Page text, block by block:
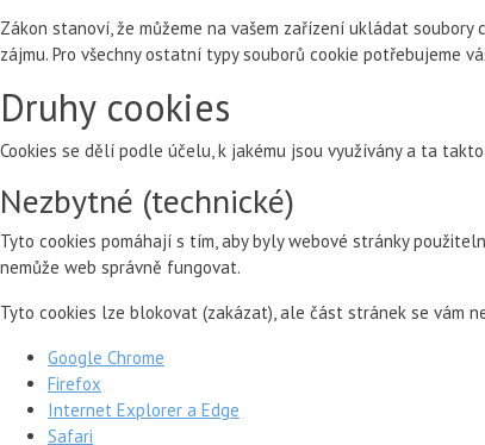
Zákon stanoví, že můžeme na vašem zařízení ukládat
zájmu. Pro všechny ostatní typy souborů cookie potřebujeme
Druhy cookies
Cookies se dělí podle účelu, k jakému jsou využívány a ta
Nezbytné (technické)
Tyto cookies pomáhají s tím, aby byly webové stránky
nemůže web správně fungovat.
Tyto cookies lze blokovat (zakázat), ale část stránek se vám
Google Chrome
Firefox
Internet Explorer a Edge
Safari